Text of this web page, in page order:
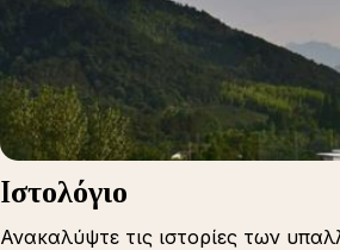
Iστολόγιο
Ανακαλύψτε τις ιστορίες των